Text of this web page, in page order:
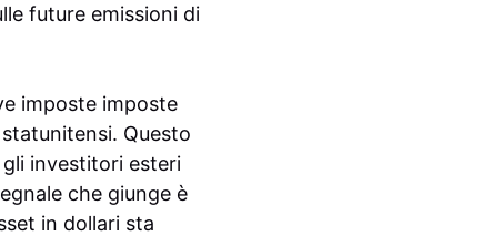
future emissioni di
imposte imposte
Questo
investitori esteri
che giunge è
in dollari sta